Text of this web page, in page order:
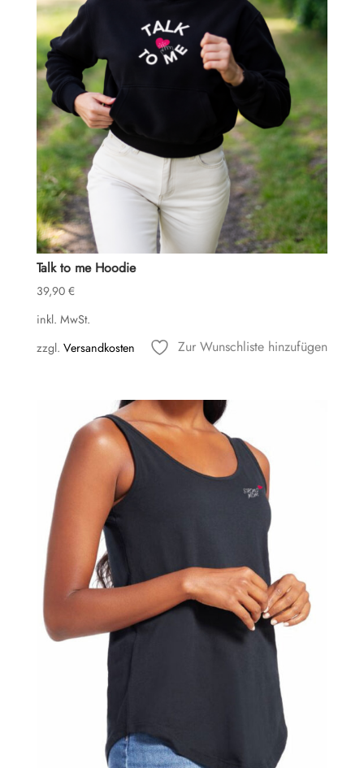
Talk to me Hoodie
39,90 €
inkl. MwSt.
zzgl. Versandkosten Zur Wunschliste hinzufügen